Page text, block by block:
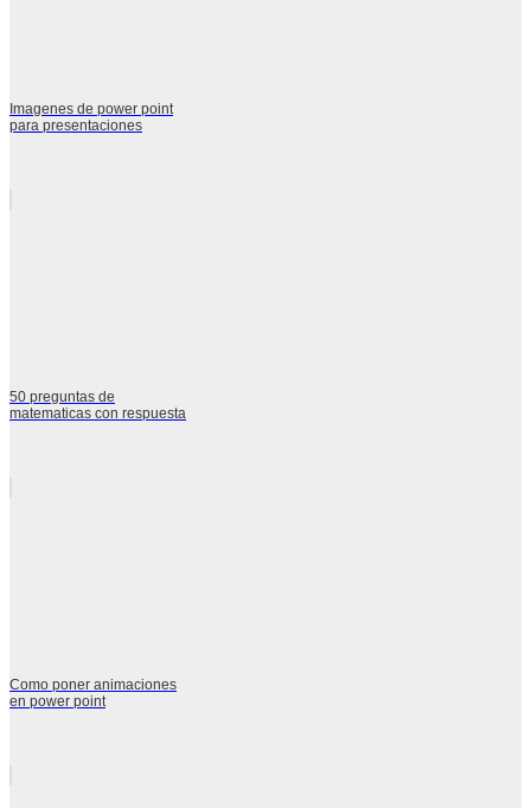
Imagenes de power point
para presentaciones
50 preguntas de
matematicas con respuesta
Como poner animaciones
en power point